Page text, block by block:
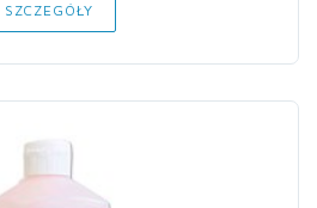
SZCZEGÓŁY